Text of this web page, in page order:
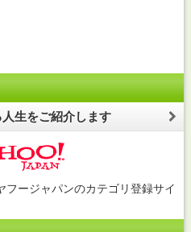
生をご紹介します
フージャパンのカテゴリ登録サイ